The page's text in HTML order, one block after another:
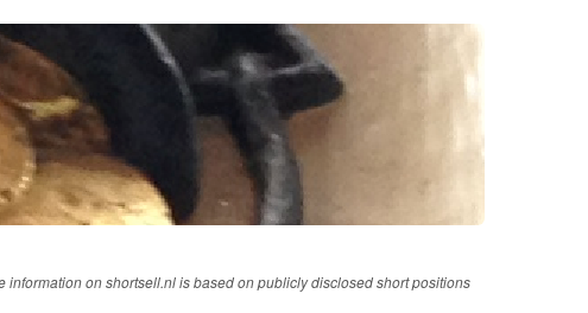
information on shortsell.nl is based on publicly disclosed short positions